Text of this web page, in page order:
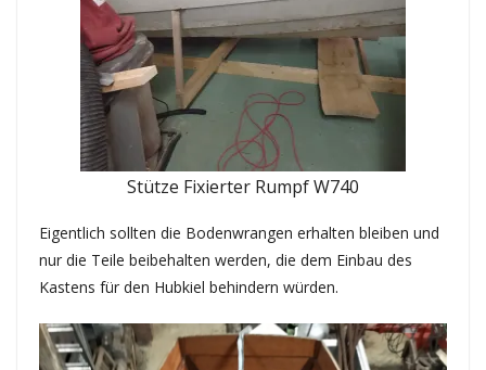
Stütze Fixierter Rumpf W740
Eigentlich sollten die Bodenwrangen erhalten bleiben und
nur die Teile beibehalten werden, die dem Einbau des
Kastens für den Hubkiel behindern würden.